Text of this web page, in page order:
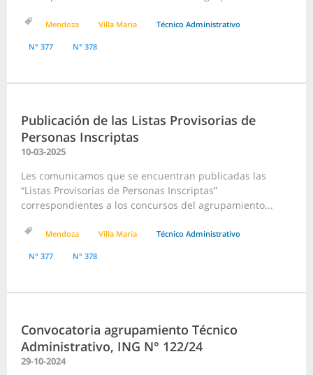
Mendoza Villa Maria Técnico Administrativo
N° 377 N° 378
Publicación de las Listas Provisorias de
Personas Inscriptas
10-03-2025
Les comunicamos que se encuentran publicadas las
“Listas Provisorias de Personas Inscriptas”
correspondientes a los concursos del agrupamiento...
Mendoza Villa Maria Técnico Administrativo
N° 377 N° 378
Convocatoria agrupamiento Técnico
Administrativo, ING N° 122/24
29-10-2024